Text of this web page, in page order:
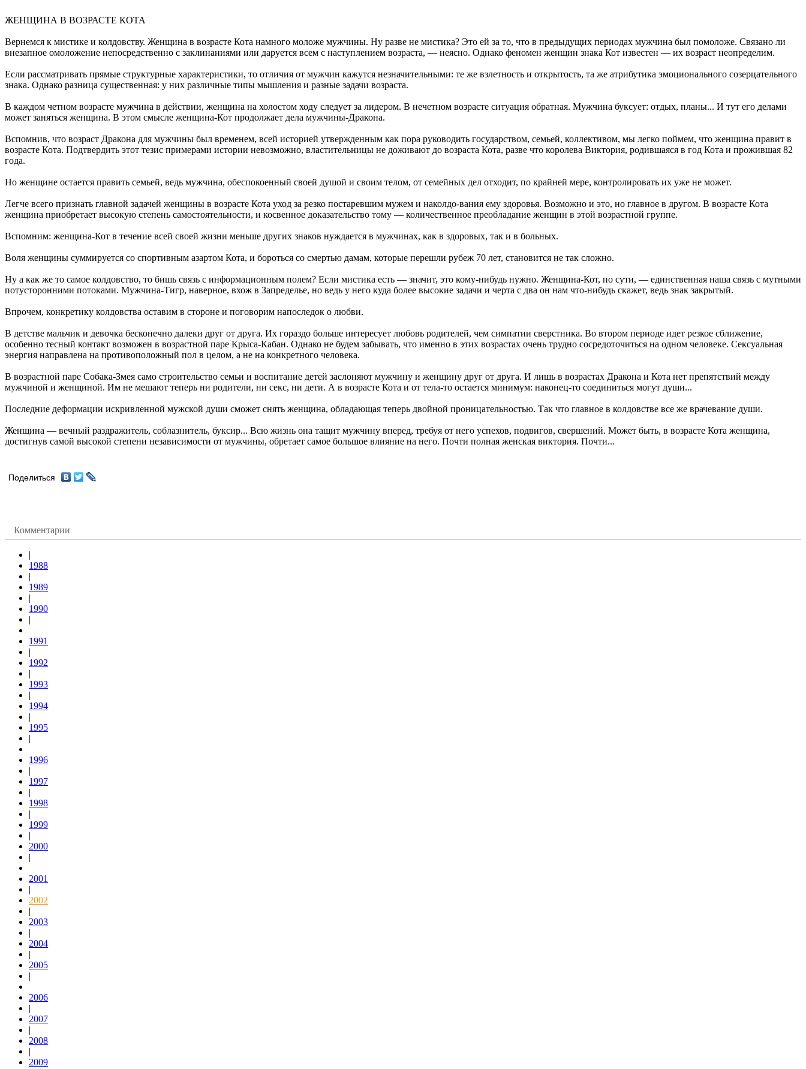
ЖЕНЩИНА В ВОЗРАСТЕ КОТА
Вернемся к мистике и колдовству. Женщина в возрасте Кота намного моложе мужчины. Ну разве не мистика? Это ей за то, что в предыдущих периодах мужчина был помоложе. Связано ли
внезапное омоложение непосредственно с заклинаниями или даруется всем с наступлением возраста, — неясно. Однако феномен женщин знака Кот известен — их возраст неопределим.
Если рассматривать прямые структурные характеристики, то отличия от мужчин кажутся незначительными: те же взлетность и открытость, та же атрибутика эмоционального созерцательного
знака. Однако разница существенная: у них различные типы мышления и разные задачи возраста.
В каждом четном возрасте мужчина в действии, женщина на холостом ходу следует за лидером. В нечетном возрасте ситуация обратная. Мужчина буксует: отдых, планы... И тут его делами
может заняться женщина. В этом смысле женщина-Кот продолжает дела мужчины-Дракона.
Вспомнив, что возраст Дракона для мужчины был временем, всей историей утвержденным как пора руководить государством, семьей, коллективом, мы легко поймем, что женщина правит в
возрасте Кота. Подтвердить этот тезис примерами истории невозможно, властительницы не доживают до возраста Кота, разве что королева Виктория, родившаяся в год Кота и прожившая 82
года.
Но женщине остается править семьей, ведь мужчина, обеспокоенный своей душой и своим телом, от семейных дел отходит, по крайней мере, контролировать их уже не может.
Легче всего признать главной задачей женщины в возрасте Кота уход за резко постаревшим мужем и наколдо-вания ему здоровья. Возможно и это, но главное в другом. В возрасте Кота
женщина приобретает высокую степень самостоятельности, и косвенное доказательство тому — количественное преобладание женщин в этой возрастной группе.
Вспомним: женщина-Кот в течение всей своей жизни меньше других знаков нуждается в мужчинах, как в здоровых, так и в больных.
Воля женщины суммируется со спортивным азартом Кота, и бороться со смертью дамам, которые перешли рубеж 70 лет, становится не так сложно.
Ну а как же то самое колдовство, то бишь связь с информационным полем? Если мистика есть — значит, это кому-нибудь нужно. Женщина-Кот, по сути, — единственная наша связь с мутными
потусторонними потоками. Мужчина-Тигр, наверное, вхож в Запределье, но ведь у него куда более высокие задачи и черта с два он нам что-нибудь скажет, ведь знак закрытый.
Впрочем, конкретику колдовства оставим в стороне и поговорим напоследок о любви.
В детстве мальчик и девочка бесконечно далеки друг от друга. Их гораздо больше интересует любовь родителей, чем симпатии сверстника. Во втором периоде идет резкое сближение,
особенно тесный контакт возможен в возрастной паре Крыса-Кабан. Однако не будем забывать, что именно в этих возрастах очень трудно сосредоточиться на одном человеке. Сексуальная
энергия направлена на противоположный пол в целом, а не на конкретного человека.
В возрастной паре Собака-Змея само строительство семьи и воспитание детей заслоняют мужчину и женщину друг от друга. И лишь в возрастах Дракона и Кота нет препятствий между
мужчиной и женщиной. Им не мешают теперь ни родители, ни секс, ни дети. А в возрасте Кота и от тела-то остается минимум: наконец-то соединиться могут души...
Последние деформации искривленной мужской души сможет снять женщина, обладающая теперь двойной проницательностью. Так что главное в колдовстве все же врачевание души.
Женщина — вечный раздражитель, соблазнитель, буксир... Всю жизнь она тащит мужчину вперед, требуя от него успехов, подвигов, свершений. Может быть, в возрасте Кота женщина,
достигнув самой высокой степени независимости от мужчины, обретает самое большое влияние на него. Почти полная женская виктория. Почти...
Поделиться
Комментарии
|
1988
|
1989
|
1990
|
1991
|
1992
|
1993
|
1994
|
1995
|
1996
|
1997
|
1998
|
1999
|
2000
|
2001
|
2002
|
2003
|
2004
|
2005
|
2006
|
2007
|
2008
|
2009